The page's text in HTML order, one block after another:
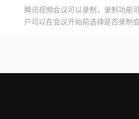
腾讯视频会议可以录制，录制功能
户可以在会议开始前选择是否录制